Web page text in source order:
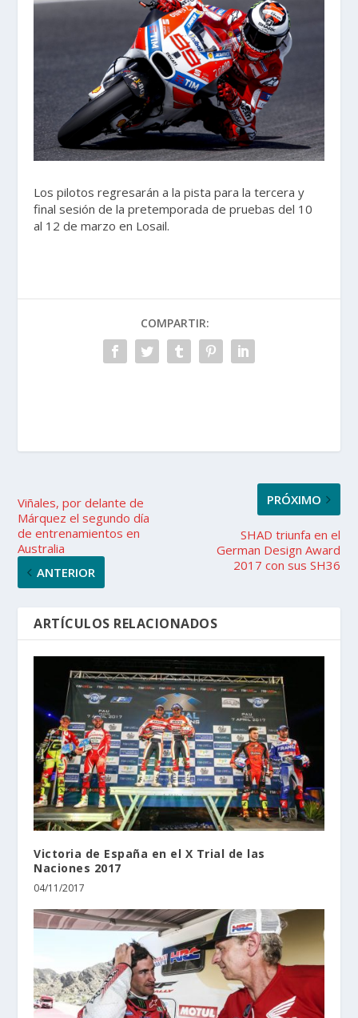
Los pilotos regresarán a la pista para la tercera y
final sesión de la pretemporada de pruebas del 10
al 12 de marzo en Losail.
COMPARTIR:
Viñales, por delante de
Márquez el segundo día
de entrenamientos en
Australia
ANTERIOR
PRÓXIMO
SHAD triunfa en el
German Design Award
2017 con sus SH36
ARTÍCULOS RELACIONADOS
Victoria de España en el X Trial de las
Naciones 2017
04/11/2017